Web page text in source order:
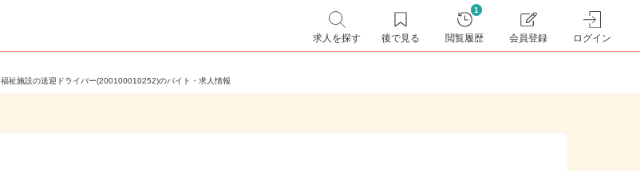
求人を探す 後で見る
1
閲覧履歴 会員登録 ログイン
＞福祉施設の送迎ドライバー(200100010252)のバイト・求人情報